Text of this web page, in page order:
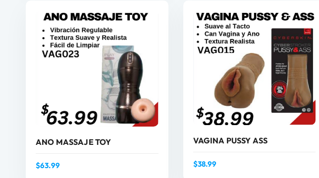
AÑADIR AL CARRITO
ANO MASSAJE TOY
$63.99
VAGINA PUSSY ASS
$38.99